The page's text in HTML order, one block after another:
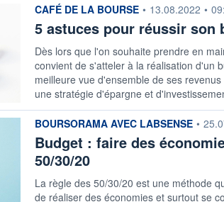
information fournie par
CAFÉ DE LA BOURSE • 13.08.2022 •
5 astuces pour réussir son
Dès lors que l'on souhaite prendre en
convient de s'atteler à la réalisation d'un
meilleure vue d'ensemble de ses
une stratégie d'épargne et
information fournie par
BOURSORAMA AVEC LABSENSE •
Budget : faire des
50/30/20
La règle des 50/30/20 est une méthode
de réaliser des économies et surtout se